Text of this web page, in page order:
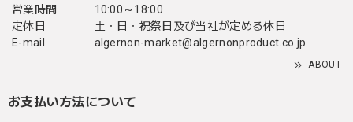
営業時間
10:00～18:00
定休日
土・日・祝祭日及び当社が定める休日
E-mail
algernon-market@algernonproduct.co.jp
ABOUT
お支払い方法について